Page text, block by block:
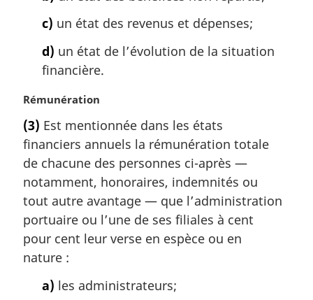
c) un état des revenus et dépenses;
d) un état de l’évolution de la situation
financière.
N
t
e
m
a
g
i
n
a
Rémunération
(3) Est mentionnée dans les états
financiers annuels la rémunération totale
de chacune des personnes ci-après —
notamment, honoraires, indemnités ou
tout autre avantage — que l’administration
portuaire ou l’une de ses filiales à cent
pour cent leur verse en espèce ou en
nature :
a) les administrateurs;